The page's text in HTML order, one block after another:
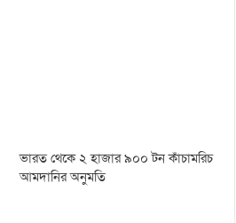
ভারত থেকে ২ হাজার ৯০০ টন কাঁচামরিচ
আমদানির অনুমতি